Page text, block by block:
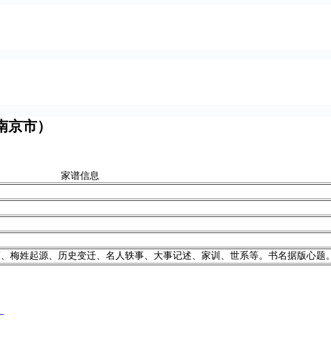
市）
家谱信息
梅姓起源、历史变迁、名人轶事、大事记述、家训、世系等。书名据版心题。